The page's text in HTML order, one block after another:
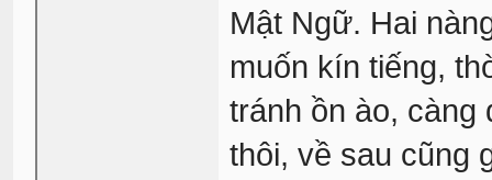
Mật Ngữ. Hai
muốn kín tiếng,
tránh ồn ào, càng
thôi, về sau cũng